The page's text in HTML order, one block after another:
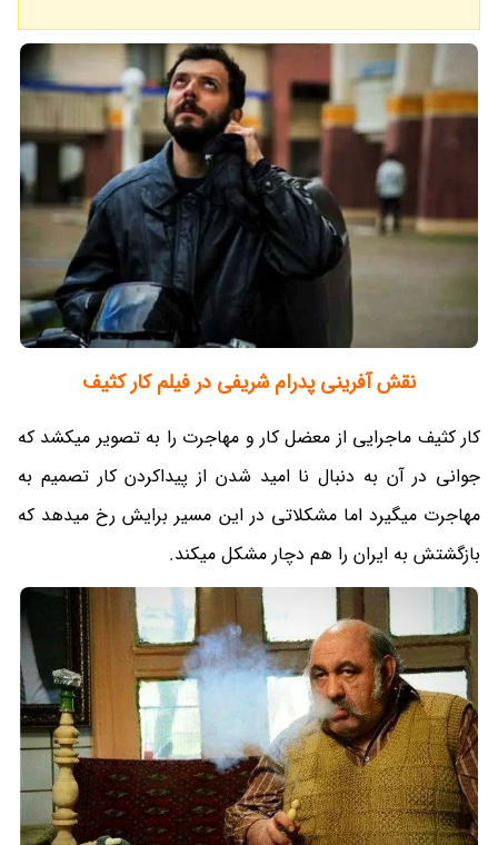
نقش آفرینی پدرام شریفی در فیلم کار کثیف
کار کثیف ماجرایی از معضل کار و مهاجرت را به تصویر میکشد که
جوانی در آن به دنبال نا امید شدن از پیداکردن کار تصمیم به
مهاجرت میگیرد اما مشکلاتی در این مسیر برایش رخ میدهد که
بازگشتش به ایران را هم دچار مشکل میکند.